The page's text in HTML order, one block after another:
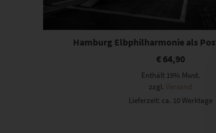
Hamburg Elbphilharmonie als
€ 64,90
Enthält 19% Mwst.
zzgl.Versand
Lieferzeit: ca. 10 Werktage